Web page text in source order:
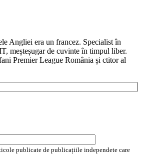
Angliei era un francez. Specialist în
meșteșugar de cuvinte în timpul liber.
Premier League România și ctitor al
publicate de publicațiile independete care